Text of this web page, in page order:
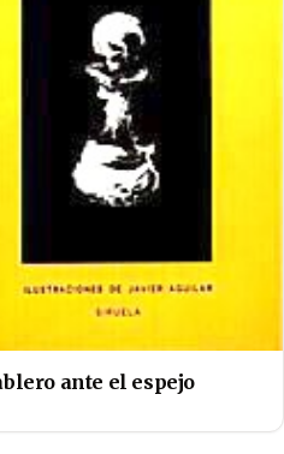
ante el espejo